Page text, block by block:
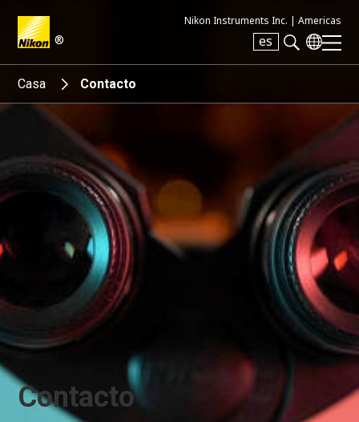
®
Nikon Instruments Inc. | Americas
es
Search keyword(s)
Casa Contacto
Contacto